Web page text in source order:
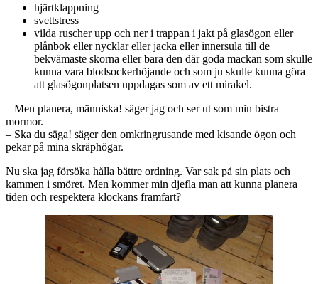
hjärtklappning
svettstress
vilda ruscher upp och ner i trappan i jakt på glasögon eller
plånbok eller nycklar eller jacka eller innersula till de
bekvämaste skorna eller bara den där goda mackan som skulle
kunna vara blodsockerhöjande och som ju skulle kunna göra
att glasögonplatsen uppdagas som av ett mirakel.
– Men planera, människa! säger jag och ser ut som min bistra
mormor.
– Ska du säga! säger den omkringrusande med kisande ögon och
pekar på mina skräphögar.
Nu ska jag försöka hålla bättre ordning. Var sak på sin plats och
kammen i smöret. Men kommer min djefla man att kunna planera
tiden och respektera klockans framfart?